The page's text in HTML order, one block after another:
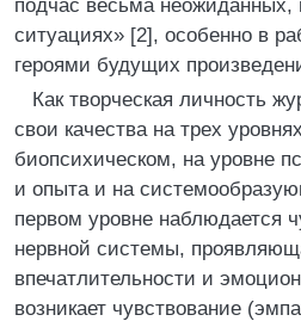
подчас весьма
ситуациях» [2], особенно в
героями будущих
Как творческая личность
свои качества на трех
биопсихическом, на уровне
и опыта и на
первом уровне наблюдается
нервной системы,
впечатлительности и
возникает чувствование